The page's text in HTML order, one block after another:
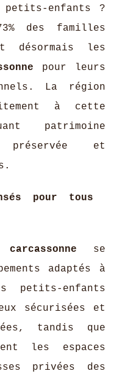
petits-enfants ?
des familles
désormais les
pour leurs
La région
à cette
patrimoine
préservée et
pour tous
se
adaptés à
petits-enfants
sécurisées et
tandis que
les espaces
privées des